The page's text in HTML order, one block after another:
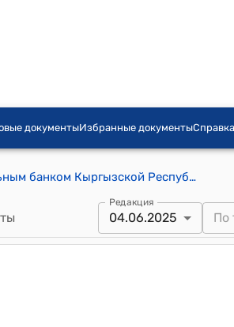
документыИзбранные документыСправка
ПОЛОЖЕНИЕ о порядке проведения Национальным банком Кыргызской Республики кредитных аукционов для целей рефинансирования и поддержания ликвидности (утверждено постановлением Правления Национального банка Кыргызской Республики от 27 ноября 2013 года № 45/13)
Редакция
04.06.2025